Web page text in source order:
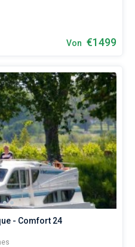
Von €1499
- Comfort 24